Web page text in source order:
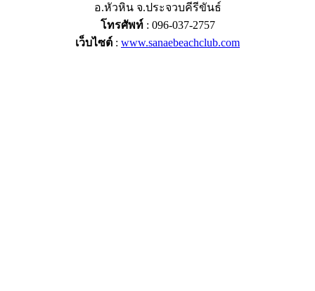
อ.หัวหิน จ.ประจวบคีรีขันธ์
โทรศัพท์: 096-037-2757
เว็บไซต์ : www.sanaebeachclub.com